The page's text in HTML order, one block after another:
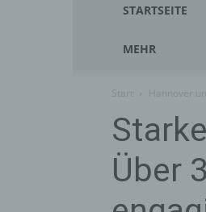
STARTSEITE
MEHR
Über